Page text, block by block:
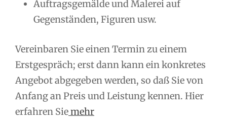
Auftragsgemälde und Malerei auf
Gegenständen, Figuren usw.
Vereinbaren Sie einen Termin zu einem
Erstgespräch; erst dann kann ein konkretes
Angebot abgegeben werden, so daß Sie von
Anfang an Preis und Leistung kennen. Hier
erfahren Siemehr